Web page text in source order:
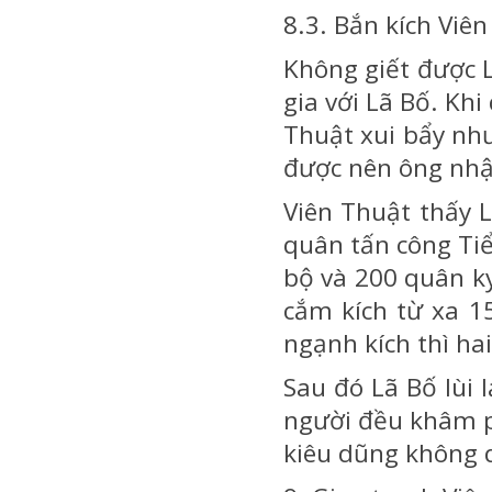
8.3. Bắn kích
Không giết được
gia với Lã Bố.
Thuật xui bẩy
được nên ông
Viên Thuật thấy
quân tấn công
bộ và 200 quân
cắm kích từ xa
ngạnh kích thì
Sau đó Lã Bố lùi
người đều khâm
kiêu dũng không